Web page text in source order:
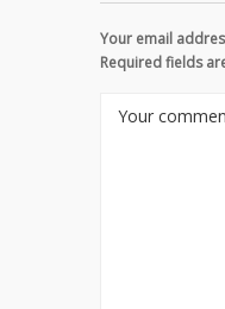
Your email
Required fields
Your